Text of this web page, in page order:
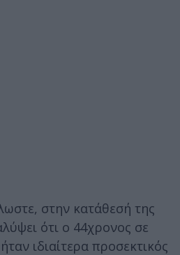
στην κατάθεσή της
ότι ο 44χρονος σε
ιδιαίτερα προσεκτικός